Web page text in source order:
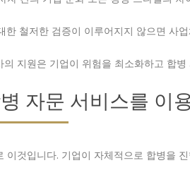
한 철저한 검증이 이루어지지 않으면 사
지원은 기업이 위험을 최소화하고 합
자문 서비스를 이
이것입니다. 기업이 자체적으로 합병을